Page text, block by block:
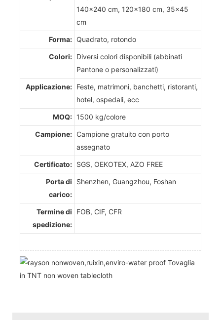
140x240 cm, 120x180 cm, 35x45
cm
Forma: Quadrato, rotondo
Colori: Diversi colori disponibili (abbinati
Pantone o personalizzati)
Applicazione: Feste, matrimoni, banchetti, ristoranti,
hotel, ospedali, ecc
MOQ: 1500 kg/colore
Campione: Campione gratuito con porto
assegnato
Certificato: SGS, OEKOTEX, AZO FREE
Porta di
carico:
Shenzhen, Guangzhou, Foshan
Termine di
spedizione:
FOB, CIF, CFR